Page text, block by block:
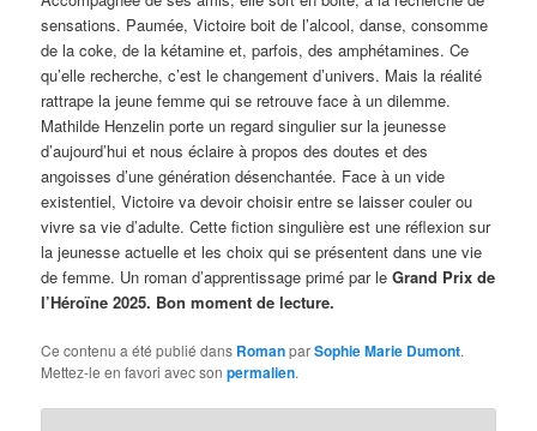
sensations. Paumée, Victoire boit de l’alcool, danse, consomme
de la coke, de la kétamine et, parfois, des amphétamines. Ce
qu’elle recherche, c’est le changement d’univers. Mais la réalité
rattrape la jeune femme qui se retrouve face à un dilemme.
Mathilde Henzelin porte un regard singulier sur la jeunesse
d’aujourd’hui et nous éclaire à propos des doutes et des
angoisses d’une génération désenchantée. Face à un vide
existentiel, Victoire va devoir choisir entre se laisser couler ou
vivre sa vie d’adulte. Cette fiction singulière est une réflexion sur
la jeunesse actuelle et les choix qui se présentent dans une vie
de femme. Un roman d’apprentissage primé par leGrand Prix de
l’Héroïne 2025. Bon moment de lecture.
Ce contenu a été publié dans RomanparSophie Marie Dumont.
Mettez-le en favori avec sonpermalien.